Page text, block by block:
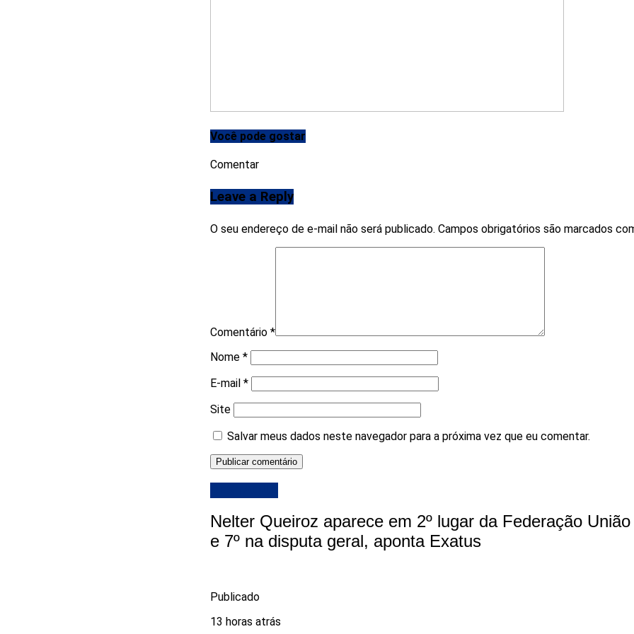
Você pode gostar
Comentar
Leave a Reply
O seu endereço de e-mail não será publicado. Campos obrigatórios são marcados
Comentário *
Nome *
E-mail *
Site
Salvar meus dados neste navegador para a próxima vez que eu comentar.
Nelter Queiroz aparece em 2º lugar da Federação
e 7º na disputa geral, aponta Exatus
Publicado
13 horas atrás